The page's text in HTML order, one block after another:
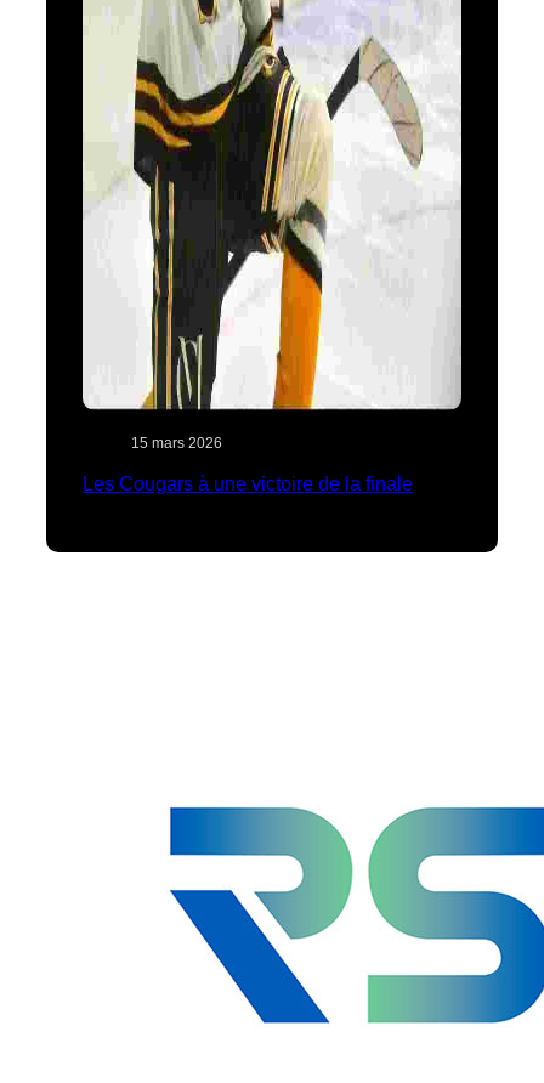
15 mars 2026
Les Cougars à une victoire de la finale